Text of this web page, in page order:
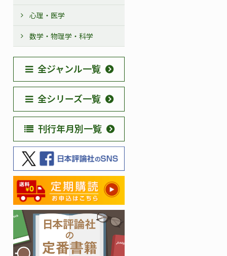
心理・医学
数学・物理学・科学
全ジャンル一覧
全シリーズ一覧
刊行年月別一覧